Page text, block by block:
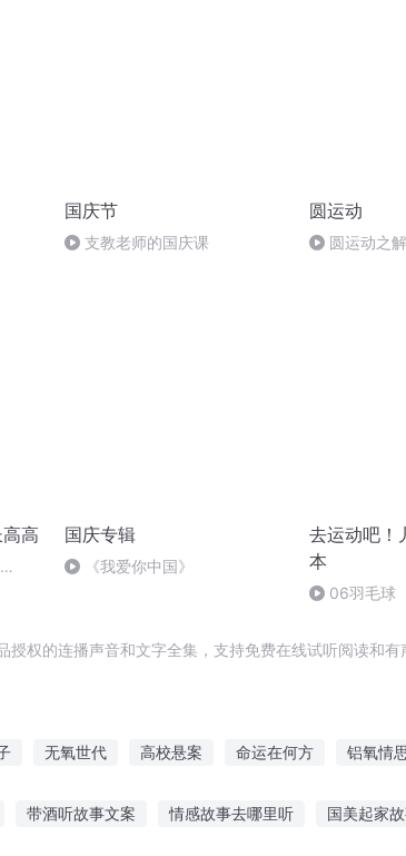
国庆节
支教老师的国庆课
圆运动
圆运动之
高 国庆专辑
《我爱你中国》
去运动吧！
本
06羽毛球
权的连播声音和文字全集，支持免费在线试听阅读和有
无氧世代 高校悬案 命运在何方 铝氧情
带酒听故事文案 情感故事去哪里听 国美起家